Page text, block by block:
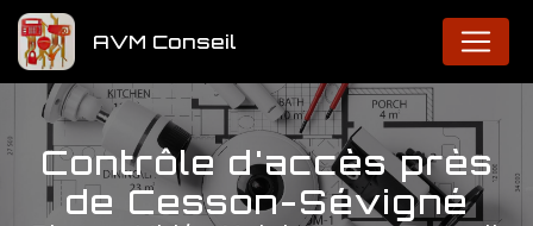
AVM Conseil
Contrôle d'accès près
de Cesson-Sévigné
Panneau de gestion des cookies